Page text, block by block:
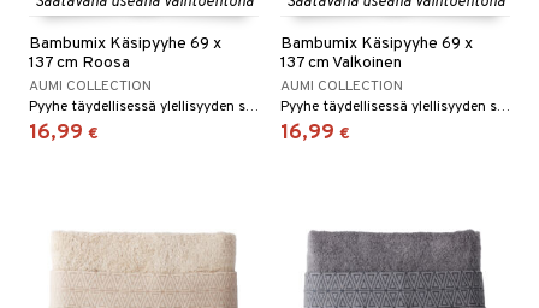
Bambumix Käsipyyhe 69 x
137 cm Roosa
AUMI COLLECTION
Pyyhe täydellisessä ylellisyyden sekoituksessa.
16,99 €
Bambumix Käsipyyhe 69 x
137 cm Valkoinen
AUMI COLLECTION
Pyyhe täydellisessä ylellisyyden sekoituksessa.
16,99 €